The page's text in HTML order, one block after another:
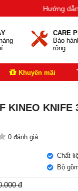
Hướng
CARE
Bảo
rộng
Khuyến mãi
KINEO KNIFE
0 đánh giá
Chất
Bộ
đ